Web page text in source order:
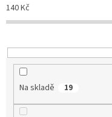
o
d
k
t
140Kč
Na skladě 19